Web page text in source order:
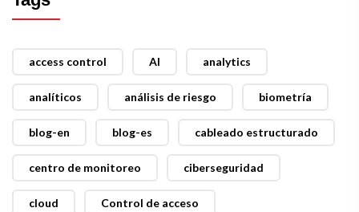
access control AI analytics
analíticos análisis de riesgo biometría
blog-en blog-es cableado estructurado
centro de monitoreo ciberseguridad
cloud Control de acceso